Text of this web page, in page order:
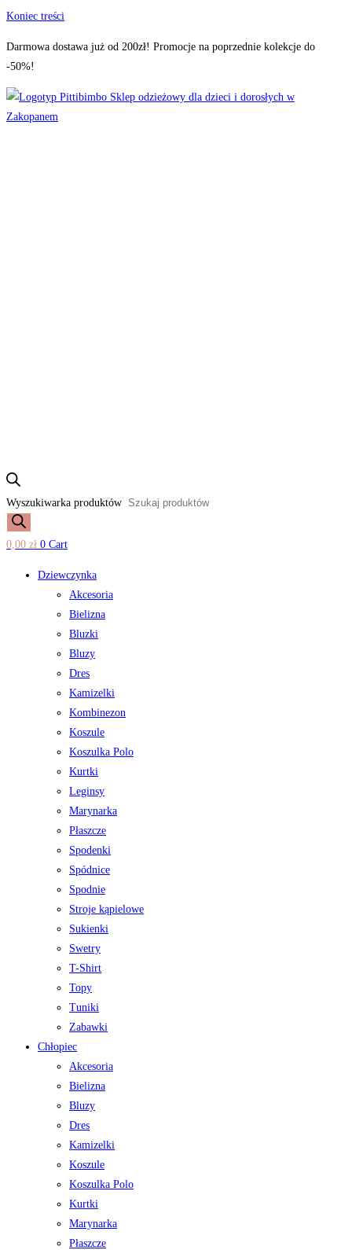
Koniec treści
Darmowa dostawa już od 200zł! Promocje na poprzednie kolekcje do
-50%!
Wyszukiwarka produktów
0,00 zł 0 Cart
Dziewczynka
Akcesoria
Bielizna
Bluzki
Bluzy
Dres
Kamizelki
Kombinezon
Koszule
Koszulka Polo
Kurtki
Leginsy
Marynarka
Płaszcze
Spodenki
Spódnice
Spodnie
Stroje kąpielowe
Sukienki
Swetry
T-Shirt
Topy
Tuniki
Zabawki
Chłopiec
Akcesoria
Bielizna
Bluzy
Dres
Kamizelki
Koszule
Koszulka Polo
Kurtki
Marynarka
Płaszcze